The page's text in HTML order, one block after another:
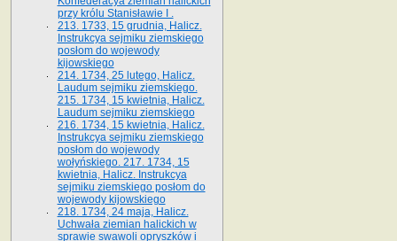
przy królu Stanisławie I .
213. 1733, 15 grudnia, Halicz.
Instrukcya sejmiku ziemskiego
posłom do wojewody
kijowskiego
214. 1734, 25 lutego, Halicz.
Laudum sejmiku ziemskiego.
215. 1734, 15 kwietnia, Halicz.
Laudum sejmiku ziemskiego
216. 1734, 15 kwietnia, Halicz.
Instrukcya sejmiku ziemskiego
posłom do wojewody
wołyńskiego. 217. 1734, 15
kwietnia, Halicz. Instrukcya
sejmiku ziemskiego posłom do
wojewody kijowskiego
218. 1734, 24 maja, Halicz.
Uchwała ziemian halickich w
sprawie swawoli opryszków i